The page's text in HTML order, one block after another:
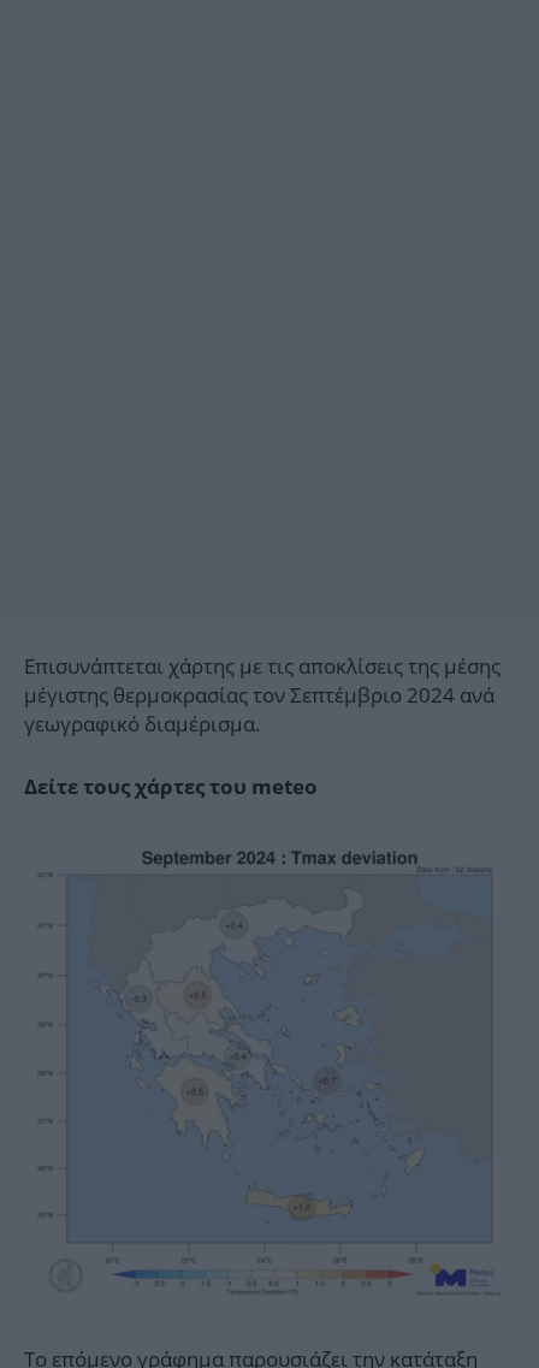
Επισυνάπτεται χάρτης με τις αποκλίσεις της μέσης
μέγιστης θερμοκρασίας τον Σεπτέμβριο 2024 ανά
γεωγραφικό διαμέρισμα.
Δείτε τους χάρτες του meteo
Το επόμενο γράφημα παρουσιάζει την κατάταξη